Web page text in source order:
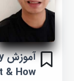
& How